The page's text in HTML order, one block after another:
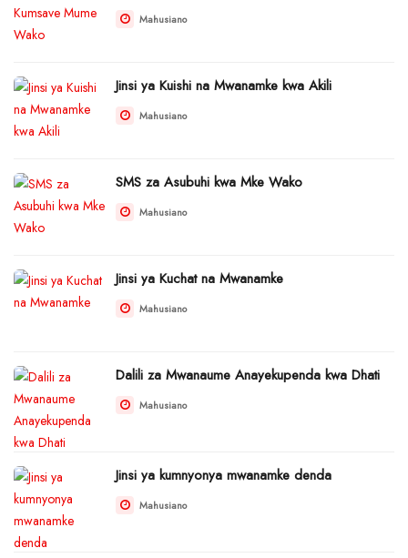
Mahusiano
Jinsi ya Kuishi na Mwanamke kwa Akili
Mahusiano
SMS za Asubuhi kwa Mke Wako
Mahusiano
Jinsi ya Kuchat na Mwanamke
Mahusiano
Dalili za Mwanaume Anayekupenda kwa Dhati
Mahusiano
Jinsi ya kumnyonya mwanamke denda
Mahusiano